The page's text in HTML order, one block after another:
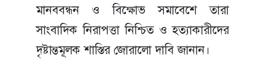
মানববন্ধন ও বিক্ষোভ সমাবেশে তারা
সাংবাদিক নিরাপত্তা নিশ্চিত ও হত্যাকারীদের
দৃষ্টান্তমূলক শাস্তির জোরালো দাবি জানান।